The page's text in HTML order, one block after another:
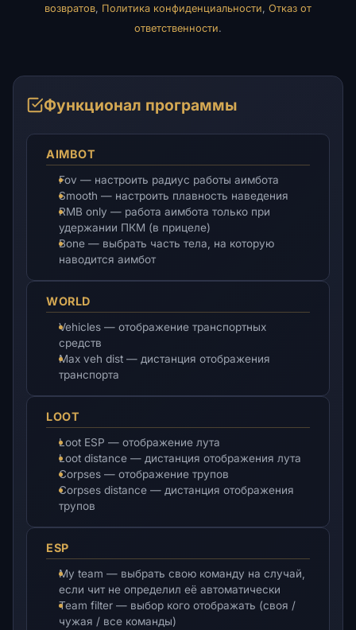
возвратов, Политика конфиденциальности, Отказ от
ответственности.
Функционал программы
AIMBOT
Fov — настроить радиус работы аимбота
Smooth — настроить плавность наведения
RMB only — работа аимбота только при
удержании ПКМ (в прицеле)
Bone — выбрать часть тела, на которую
наводится аимбот
WORLD
Vehicles — отображение транспортных
средств
Max veh dist — дистанция отображения
транспорта
LOOT
Loot ESP — отображение лута
Loot distance — дистанция отображения лута
Corpses — отображение трупов
Corpses distance — дистанция отображения
трупов
ESP
My team — выбрать свою команду на случай,
если чит не определил её автоматически
Team filter — выбор кого отображать (своя /
чужая / все команды)